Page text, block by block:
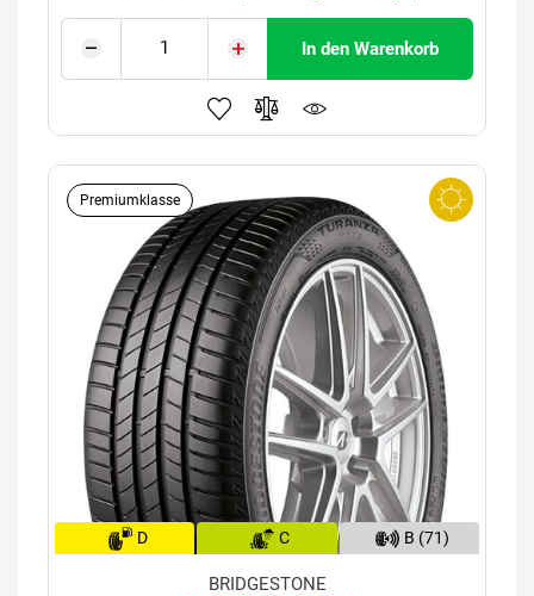
In den Warenkorb
Premiumklasse
D C B (71)
BRIDGESTONE